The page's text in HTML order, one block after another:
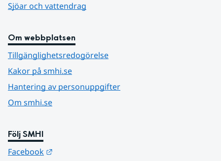
Sjöar och vattendrag
Om webbplatsen
Tillgänglighetsredogörelse
Kakor på smhi.se
Hantering av personuppgifter
Om smhi.se
Följ SMHI
Facebook